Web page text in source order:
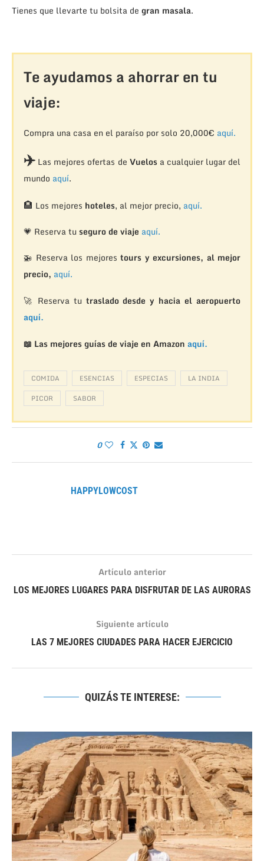
Tienes que llevarte tu bolsita de gran masala.
Te ayudamos a ahorrar en tu
viaje:
Compra una casa en el paraíso por solo 20,000€ aquí.
✈️Las mejores ofertas de Vuelosa cualquier lugar del
mundo aquí.
🏨 Los mejores hoteles, al mejor precio, aquí.
💗 Reserva tu seguro de viaje aquí.
🚁 Reserva los mejorestours y excursiones, al mejor
precio, aquí.
🚀 Reserva tu traslado desde y hacia el aeropuerto
aquí.
📖 Las mejores guías de viaje en Amazon aquí.
COMIDA ESENCIAS ESPECIAS
LA INDIA
PICOR
SABOR
0
HAPPYLOWCOST
Artículo anterior
LOS MEJORES LUGARES PARA DISFRUTAR DE LAS AURORAS
Siguiente artículo
LAS 7 MEJORES CIUDADES PARA HACER EJERCICIO
QUIZÁS TE INTERESE: